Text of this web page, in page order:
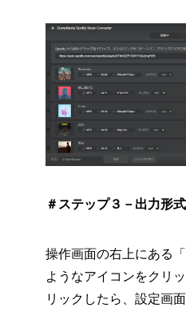
＃ステップ３－出力形
操作画面の右上にある
ようなアイコンをクリ
リックしたら、設定画